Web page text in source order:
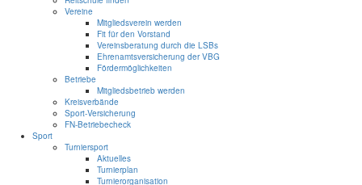
Vereine
Mitgliedsverein werden
Fit für den Vorstand
Vereinsberatung durch die LSBs
Ehrenamtsversicherung der VBG
Fördermöglichkeiten
Betriebe
Mitgliedsbetrieb werden
Kreisverbände
Sport-Versicherung
FN-Betriebecheck
Sport
Turniersport
Aktuelles
Turnierplan
Turnierorganisation